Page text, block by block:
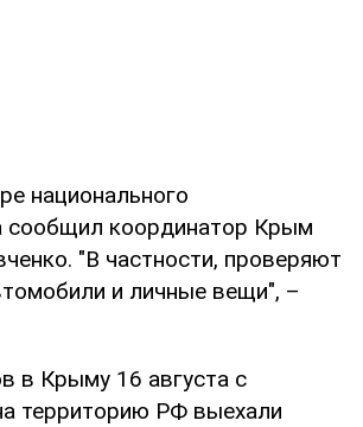
национального
сообщил координатор Крым
"В частности, проверяют
и личные вещи", –
в Крыму 16 августа с
территорию РФ выехали